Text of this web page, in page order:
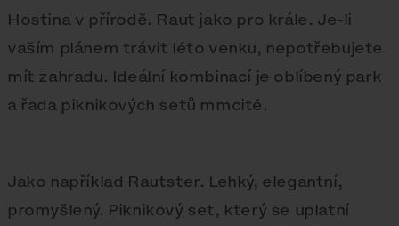
Hostina v přírodě. Raut jako pro krále. Je-li
vaším plánem trávit léto venku, nepotřebujete
mít zahradu. Ideální kombinací je oblíbený park
a řada piknikových setů mmcité.
Jako například Rautster. Lehký, elegantní,
promyšlený. Piknikový set, který se uplatní